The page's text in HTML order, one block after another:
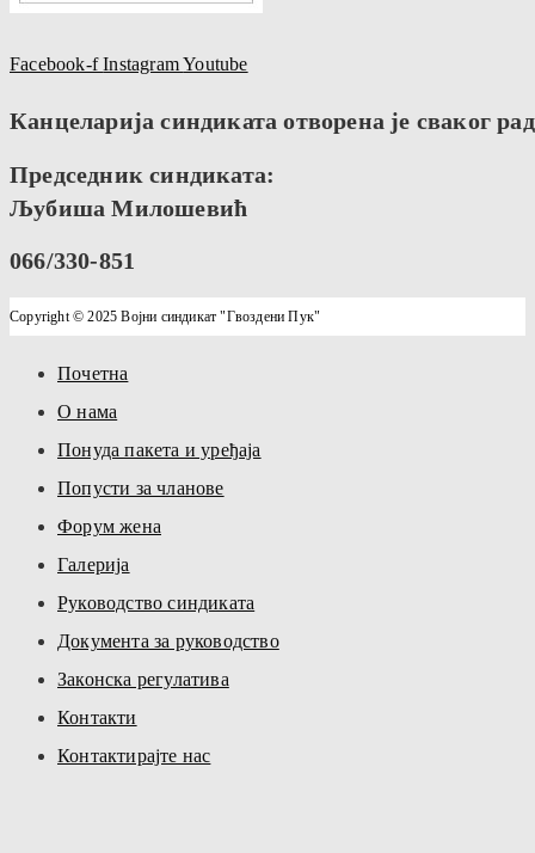
Facebook-f InstagramYoutube
Канцеларија синдиката отворена је сваког
Председник синдиката:
Љубиша Милошевић
066/330-851
Copyright © 2025 Војни синдикат "Гвоздени Пук"
Почетна
О нама
Понуда пакета и уређаја
Попусти за чланове
Форум жена
Галерија
Руководство синдиката
Документа за руководство
Законска регулатива
Контакти
Контактирајте нас